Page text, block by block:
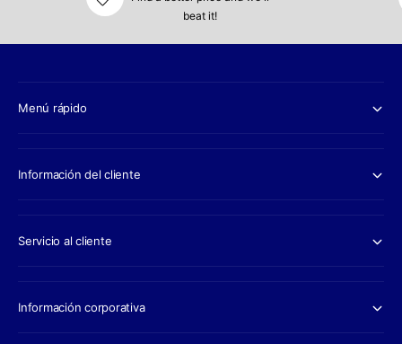
beat it!
Menú rápido
Información del cliente
Servicio al cliente
Información corporativa